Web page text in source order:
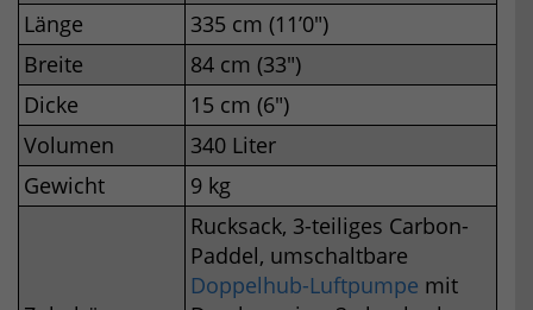
Länge
335 cm (11’0″)
Breite
84 cm (33″)
Dicke
15 cm (6″)
Volumen
340 Liter
Gewicht
9 kg
Rucksack, 3-teiliges Carbon-
Paddel, umschaltbare
Doppelhub-Luftpumpe mit